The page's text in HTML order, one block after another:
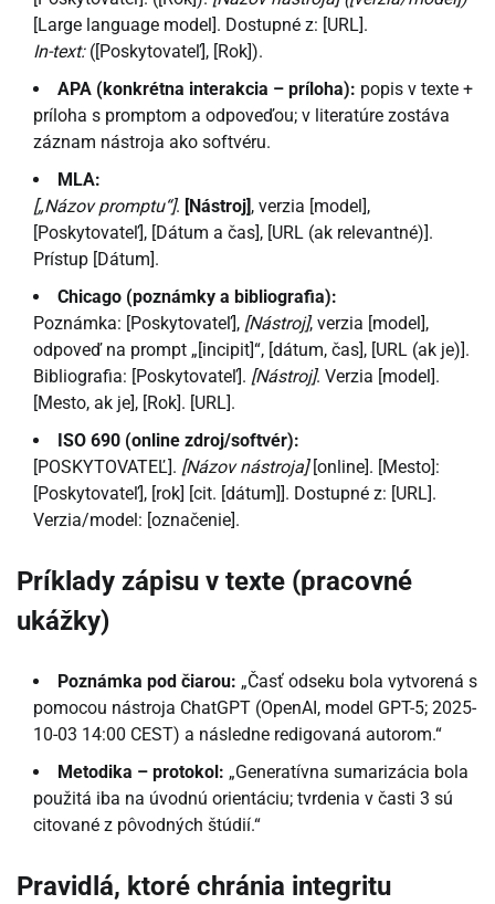
[Large language model]. Dostupné z: [URL].
In-text:([Poskytovateľ], [Rok]).
APA (konkrétna interakcia – príloha): popis v texte +
príloha s promptom a odpoveďou; v literatúre zostáva
záznam nástroja ako softvéru.
MLA:
[„Názov promptu“]. [Nástroj], verzia [model],
[Poskytovateľ], [Dátum a čas], [URL (ak relevantné)].
Prístup [Dátum].
Chicago (poznámky a bibliografia):
Poznámka: [Poskytovateľ], [Nástroj], verzia [model],
odpoveď na prompt „[incipit]“, [dátum, čas], [URL (ak je)].
Bibliografia: [Poskytovateľ]. [Nástroj]. Verzia [model].
[Mesto, ak je], [Rok]. [URL].
ISO 690 (online zdroj/softvér):
[POSKYTOVATEĽ]. [Názov nástroja][online]. [Mesto]:
[Poskytovateľ], [rok] [cit. [dátum]]. Dostupné z: [URL].
Verzia/model: [označenie].
Príklady zápisu v texte (pracovné
ukážky)
Poznámka pod čiarou: „Časť odseku bola vytvorená s
pomocou nástroja ChatGPT (OpenAI, model GPT-5; 2025-
10-03 14:00 CEST) a následne redigovaná autorom.“
Metodika – protokol: „Generatívna sumarizácia bola
použitá iba na úvodnú orientáciu; tvrdenia v časti 3 sú
citované z pôvodných štúdií.“
Pravidlá, ktoré chránia integritu